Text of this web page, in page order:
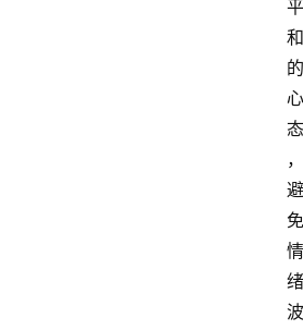
平
和
的
心
态
，
避
免
情
绪
波